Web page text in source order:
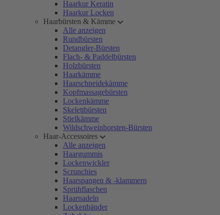
Haarkur Keratin
Haarkur Locken
Haarbürsten & Kämme
Alle anzeigen
Rundbürsten
Detangler-Bürsten
Flach- & Paddelbürsten
Holzbürsten
Haarkämme
Haarschneidekämme
Kopfmassagebürsten
Lockenkämme
Skelettbürsten
Stielkämme
Wildschweinborsten-Bürsten
Haar-Accessoires
Alle anzeigen
Haargummis
Lockenwickler
Scrunchies
Haarspangen & -klammern
Sprühflaschen
Haarnadeln
Lockenbänder